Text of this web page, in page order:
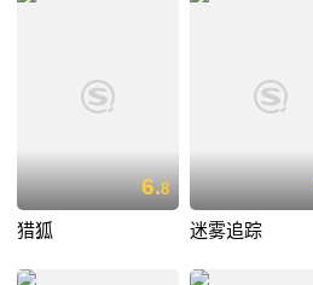
6.8
猎狐 迷雾追踪